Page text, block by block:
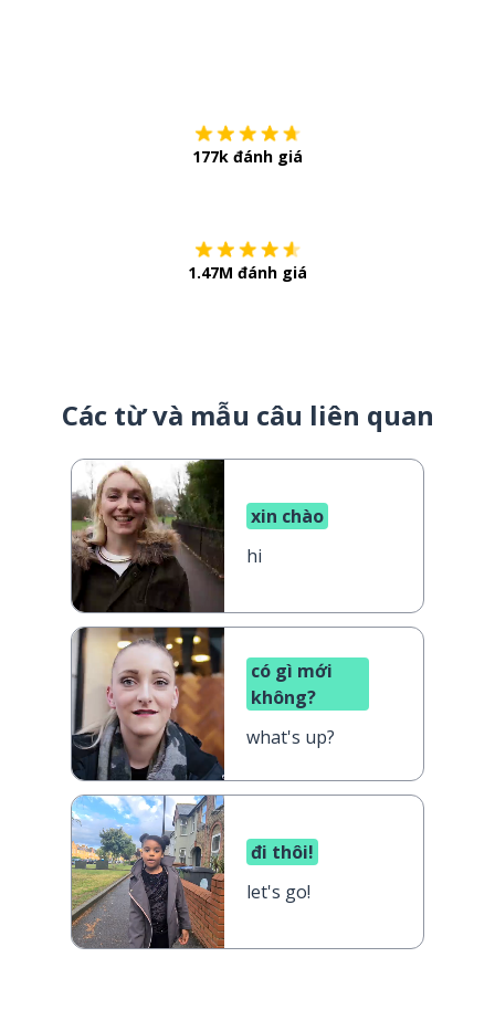
177k đánh giá
1.47M đánh giá
Các từ và mẫu câu liên quan
xin chào
hi
có gì mới
không?
what's up?
đi thôi!
let's go!